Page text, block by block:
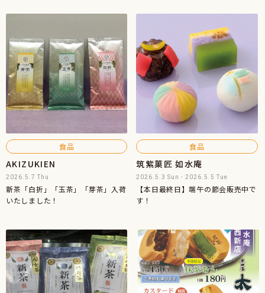
食品
AKIZUKIEN
2026.5.7 Thu
新茶「白折」「玉茶」「芽茶」入荷
いたしました！
食品
筑紫菓匠 如水庵
2026.5.3 Sun - 2026.5.5 Tue
【本日最終日】端午の節会販売中で
す！